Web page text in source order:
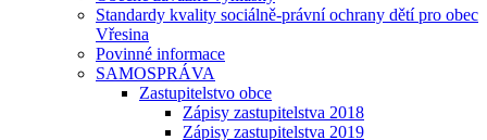
Standardy kvality sociálně-právní ochrany dětí pro obec
Vřesina
Povinné informace
SAMOSPRÁVA
Zastupitelstvo obce
Zápisy zastupitelstva 2018
Zápisy zastupitelstva 2019